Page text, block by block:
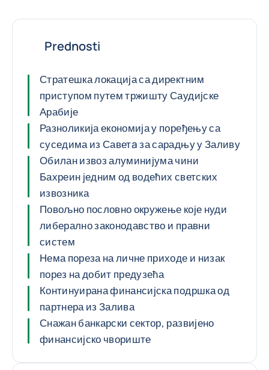
Prednosti
Стратешка локација са директним
приступом путем тржишту Саудијске
Арабије
Разноликија економија у поређењу са
суседима из Саветa за сарадњу у Заливу
Обилан извоз алуминијума чини
Бахреин једним од водећих светских
извозника
Повољно пословно окружење које нуди
либерално законодавство и правни
систем
Нема пореза на личне приходе и низак
порез на добит предузећа
Континуирана финансијска подршка од
партнера из Залива
Снажан банкарски сектор, развијено
финансијско чвориште